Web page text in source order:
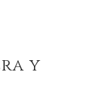
y